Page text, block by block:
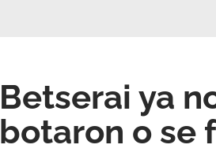
Betserai ya
botaron o se